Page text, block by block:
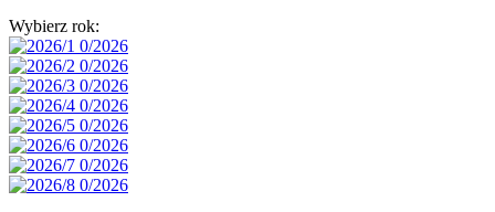
Wybierz rok: